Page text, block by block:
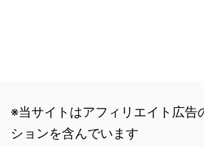
※当サイトはアフィリエイト広告
ションを含んでいます